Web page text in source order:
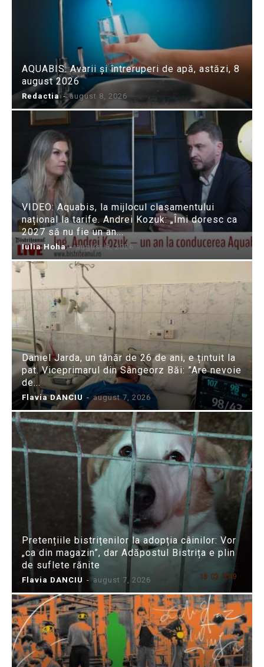
AQUABIS: Avarii și întreruperi de apă, astăzi, 8
august 2026
Redactia - august 8, 2026
VIDEO: Aquabis, la mijlocul clasamentului
național la tarife. Andrei Kozuk: „Îmi doresc ca
2027 să nu fie un an...
Iulia Hoha - august 8, 2026
Daniel Jarda, un tânăr de 26 de ani, e țintuit la
pat. Viceprimarul din Sângeorz Băi: ”Are nevoie
de...
Flavia DANCIU - august 7, 2026
Pretențiile bistrițenilor la adopția câinilor: Vor
„ca din magazin”, dar Adăpostul Bistrița e plin
de suflete rănite
Flavia DANCIU - august 7, 2026